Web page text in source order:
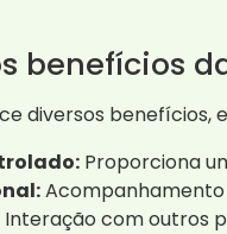
benefícios
diversos benefícios,
Proporciona
Interação com outros